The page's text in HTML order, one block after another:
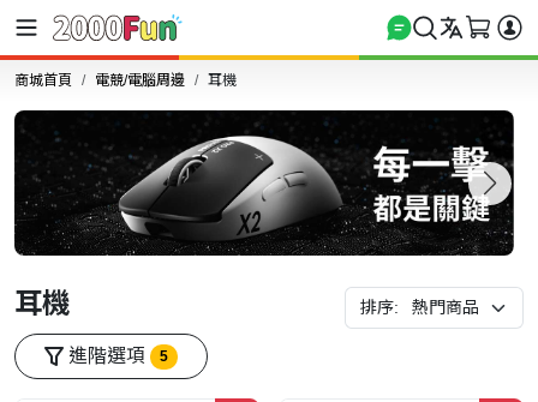
商城首頁 電競/電腦周邊 耳機
耳機 排序:
進階選項 5